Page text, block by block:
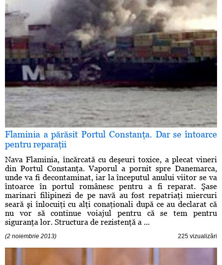
Flaminia a părăsit Portul Constanţa. Dar se întoarce
pentru reparaţii
Nava Flaminia, încărcată cu deşeuri toxice, a plecat vineri
din Portul Constanţa. Vaporul a pornit spre Danemarca,
unde va fi decontaminat, iar la începutul anului viitor se va
întoarce în portul românesc pentru a fi reparat. Şase
marinari filipinezi de pe navă au fost repatriaţi miercuri
seară şi înlocuiţi cu alţi conaţionali după ce au declarat că
nu vor să continue voiajul pentru că se tem pentru
siguranţa lor. Structura de rezistenţă a ...
(2 noiembrie 2013) 225 vizualizări